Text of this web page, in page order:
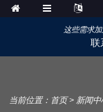
这些需求
联
当前位置： 首页> 新闻中